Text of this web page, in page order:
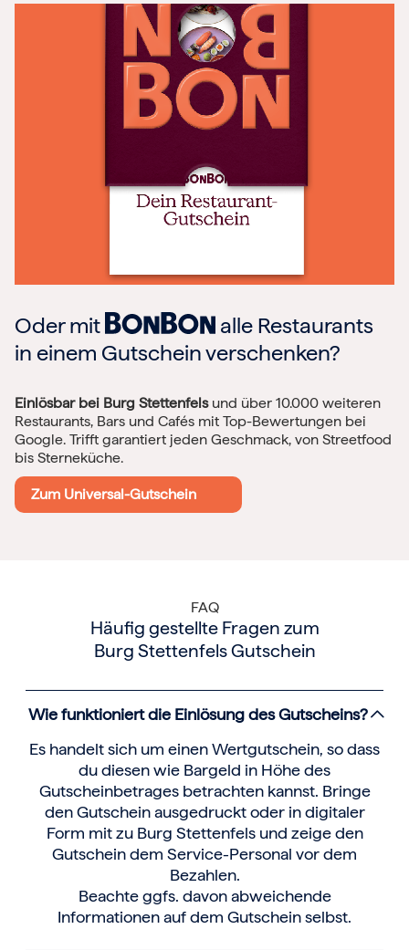
Oder mit
alle Restaurants
in einem Gutschein verschenken?
Einlösbar bei Burg Stettenfelsund über 10.000 weiteren
Restaurants, Bars und Cafés mit Top-Bewertungen bei
Google. Trifft garantiert jeden Geschmack, von Streetfood
bis Sterneküche.
Zum Universal-Gutschein
FAQ
Häufig gestellte Fragen zum
Burg Stettenfels Gutschein
Wie funktioniert die Einlösung des Gutscheins?
Es handelt sich um einen Wertgutschein, so dass
du diesen wie Bargeld in Höhe des
Gutscheinbetrages betrachten kannst. Bringe
den Gutschein ausgedruckt oder in digitaler
Form mit zu Burg Stettenfels und zeige den
Gutschein dem Service-Personal vor dem
Bezahlen.
Beachte ggfs. davon abweichende
Informationen auf dem Gutschein selbst.